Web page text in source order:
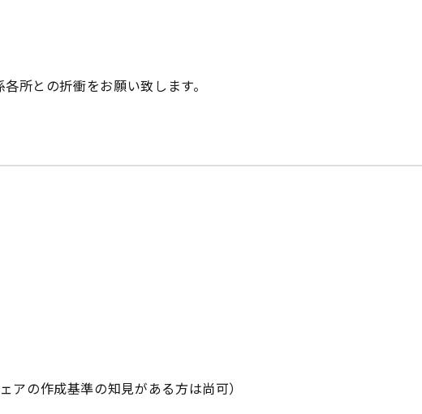
所との折衝をお願い致します。
の作成基準の知見がある方は尚可）